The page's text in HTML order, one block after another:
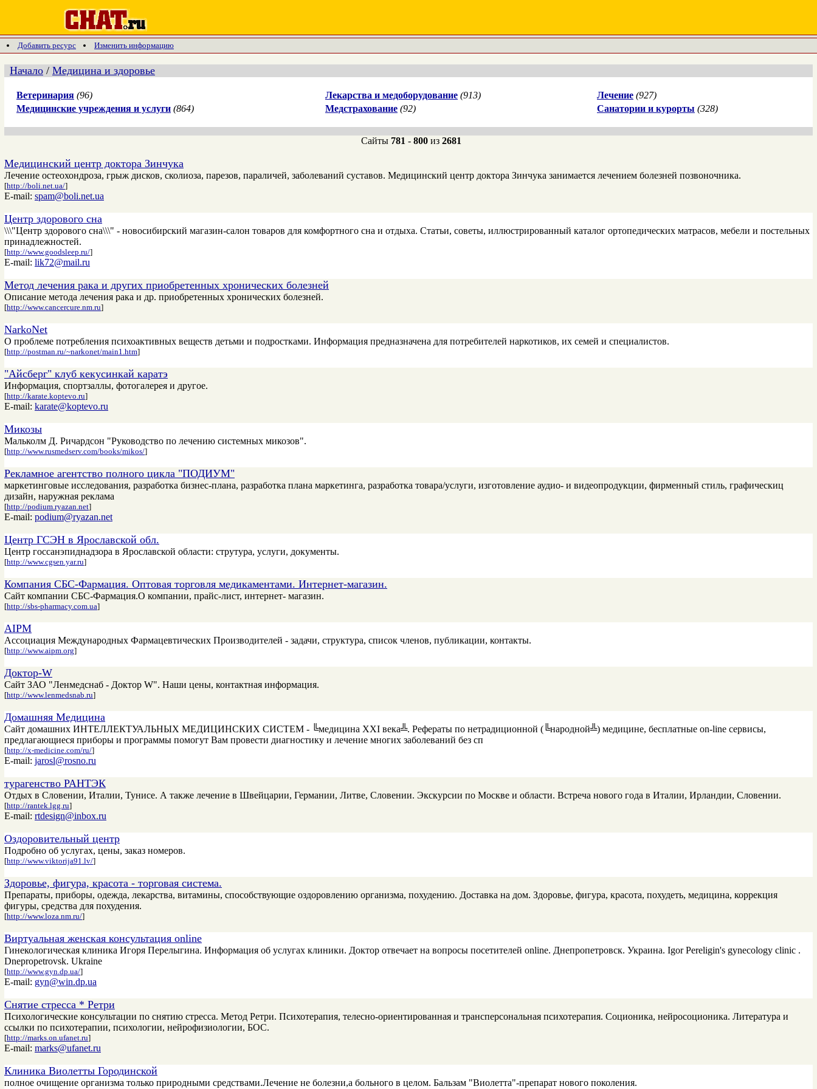
Добавить ресурс Изменить информацию
Начало / Медицина и здоровье
Ветеринария (96) Лекарства и медоборудование (913) Лечение (927)
Медицинские учреждения и услуги (864) Медстрахование (92) Санатории и курорты (328)
Сайты 781 - 800из 2681
Медицинский центр доктора Зинчука
Лечение остеохондроза, грыж дисков, сколиоза, парезов, параличей, заболеваний суставов. Медицинский центр доктора Зинчука занимается лечением болезней позвоночника.
[http://boli.net.ua/]
E-mail: spam@boli.net.ua
Центр здорового сна
\\\"Центр здорового сна\\\" - новосибирский магазин-салон товаров для комфортного сна и отдыха. Статьи, советы, иллюстрированный каталог ортопедических матрасов, мебели и постельных
принадлежностей.
[http://www.goodsleep.ru/]
E-mail: lik72@mail.ru
Метод лечения рака и других приобретенных хронических болезней
Описание метода лечения рака и др. приобретенных хронических болезней.
[http://www.cancercure.nm.ru]
NarkoNet
О проблеме потребления психоактивных веществ детьми и подростками. Информация предназначена для потребителей наркотиков, их семей и специалистов.
[http://postman.ru/~narkonet/main1.htm]
"Айсберг" клуб кекусинкай каратэ
Информация, спортзаллы, фотогалерея и другое.
[http://karate.koptevo.ru]
E-mail: karate@koptevo.ru
Микозы
Мальколм Д. Ричардсон "Руководство по лечению системных микозов".
[http://www.rusmedserv.com/books/mikos/]
Рекламное агентство полного цикла "ПОДИУМ"
маркетинговые исследования, разработка бизнес-плана, разработка плана маркетинга, разработка товара/услуги, изготовление аудио- и видеопродукции, фирменный стиль, графическиц
дизайн, наружная реклама
[http://podium.ryazan.net]
E-mail: podium@ryazan.net
Центр ГСЭН в Ярославской обл.
Центр госсанэпиднадзора в Ярославской области: струтура, услуги, документы.
[http://www.cgsen.yar.ru]
Компания СБС-Фармация. Оптовая торговля медикаментами. Интернет-магазин.
Сайт компании СБС-Фармация.О компании, прайс-лист, интернет- магазин.
[http://sbs-pharmacy.com.ua]
AIPM
Ассоциация Международных Фармацевтических Производителей - задачи, структура, список членов, публикации, контакты.
[http://www.aipm.org]
Доктор-W
Сайт ЗАО "Ленмедснаб - Доктор W". Наши цены, контактная информация.
[http://www.lenmedsnab.ru]
Домашняя Медицина
Сайт домашних ИНТЕЛЛЕКТУАЛЬНЫХ МЕДИЦИНСКИХ СИСТЕМ - ╚медицина XXI века╩. Рефераты по нетрадиционной (╚народной╩) медицине, бесплатные on-line сервисы,
предлагающиеся приборы и программы помогут Вам провести диагностику и лечение многих заболеваний без сп
[http://x-medicine.com/ru/]
E-mail: jarosl@rosno.ru
турагенство РАНТЭК
Отдых в Словении, Италии, Тунисе. А также лечение в Швейцарии, Германии, Литве, Словении. Экскурсии по Москве и области. Встреча нового года в Италии, Ирландии, Словении.
[http://rantek.lgg.ru]
E-mail: rtdesign@inbox.ru
Оздоровительный центр
Подробно об услугах, цены, заказ номеров.
[http://www.viktorija91.lv/]
Здоровье, фигура, красота - торговая система.
Препараты, приборы, одежда, лекарства, витамины, способствующие оздоровлению организма, похудению. Доставка на дом. Здоровье, фигура, красота, похудеть, медицина, коррекция
фигуры, средства для похудения.
[http://www.loza.nm.ru/]
Виртуальная женская консультация online
Гинекологическая клиника Игоря Перелыгина. Информация об услугах клиники. Доктор отвечает на вопросы посетителей online. Днепропетровск. Украина. Igor Pereligin's gynecology clinic .
Dnepropetrovsk. Ukraine
[http://www.gyn.dp.ua/]
E-mail: gyn@win.dp.ua
Снятие стресса * Ретри
Психологические консультации по снятию стресса. Метод Ретри. Психотерапия, телесно-ориентированная и трансперсональная психотерапия. Соционика, нейросоционика. Литература и
ссылки по психотерапии, психологии, нейрофизиологии, БОС.
[http://marks.on.ufanet.ru]
E-mail: marks@ufanet.ru
Клиника Виолетты Городинской
полное очищение организма только природными средствами.Лечение не болезни,а больного в целом. Бальзам "Виолетта"-препарат нового поколения.